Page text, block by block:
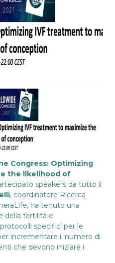
Congress: Optimizing
the likelihood of
speakers da tutto il
, coordinatore Ricerca
ha tenuto una
della fertilità e
specifici per le
incrementare il numero di
che devono iniziare i